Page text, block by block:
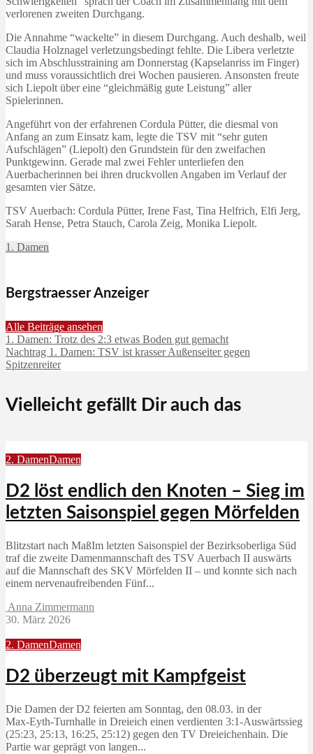
verlorenen zweiten Durchgang.
Die Annahme “wackelte” in diesem Durchgang. Auch deshalb, weil
Claudia Holznagel verletzungsbedingt fehlte. Die Libera verletzte
sich im Abschlusstraining am Donnerstag (Kapselanriss im Finger)
und muss voraussichtlich drei Wochen pausieren. Ansonsten freute
sich Liepolt über eine “gleichmäßig gute Leistung” aller
Spielerinnen.
Angeführt von der erfahrenen Cordula Pütter, die diesmal von
Anfang an zum Einsatz kam, legte die TSV mit “sehr guten
Aufschlägen” (Liepolt) den Grundstein für den zweifachen
Punktgewinn. Gerade mal zwei Fehler unterliefen den
Auerbacherinnen bei ihren druckvollen Angaben im Verlauf der
gesamten vier Sätze.
TSV Auerbach: Cordula Pütter, Irene Fast, Tina Helfrich, Elfi Jerg,
Sarah Hense, Petra Stauch, Carola Zeig, Monika Liepolt.
1. Damen
Bergstraesser Anzeiger
Alle Beiträge ansehen
1. Damen: Trotz des 2:3 etwas Boden gut gemacht
Nachtrag 1. Damen: TSV ist krasser Außenseiter gegen
Spitzenreiter
Vielleicht gefällt Dir auch das
2. DamenDamen
D2 löst endlich den Knoten – Sieg im
letzten Saisonspiel gegen Mörfelden
Blitzstart nach MaßIm letzten Saisonspiel der Bezirksoberliga Süd
traf die zweite Damenmannschaft des TSV Auerbach II auswärts
auf die Mannschaft des SKV Mörfelden II – und konnte sich nach
einem nervenaufreibenden Fünf...
Anna Zimmermann
30. März 2026
2. DamenDamen
D2 überzeugt mit Kampfgeist
Die Damen der D2 feierten am Sonntag, den 08.03. in der
Max‑Eyth‑Turnhalle in Dreieich einen verdienten 3:1‑Auswärtssieg
(25:23, 25:13, 16:25, 25:12) gegen den TV Dreieichenhain. Die
Partie war geprägt von langen...